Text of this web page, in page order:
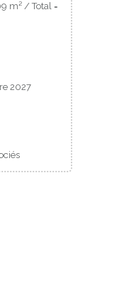
m² / Total =
2027